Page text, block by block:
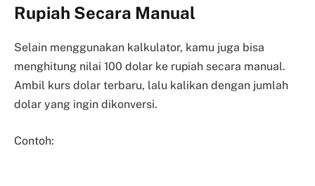
Rupiah Secara Manual
Selain menggunakan kalkulator, kamu juga bisa
menghitung nilai 100 dolar ke rupiah secara manual.
Ambil kurs dolar terbaru, lalu kalikan dengan jumlah
dolar yang ingin dikonversi.
Contoh: